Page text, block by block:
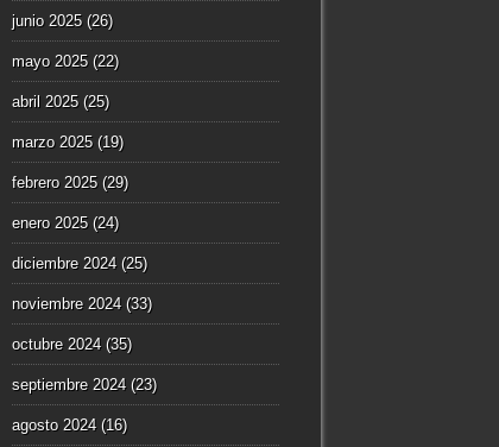
junio 2025(26)
mayo 2025(22)
abril 2025(25)
marzo 2025(19)
febrero 2025(29)
enero 2025(24)
diciembre 2024(25)
noviembre 2024(33)
octubre 2024(35)
septiembre 2024(23)
agosto 2024(16)